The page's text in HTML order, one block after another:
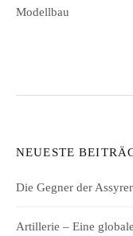
Modellbau
NEUESTE
Die Gegner der
Artillerie – Eine